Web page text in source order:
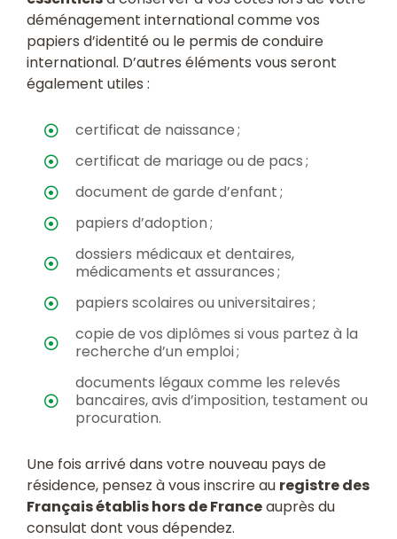
déménagement international comme vos
papiers d’identité ou le permis de conduire
international. D’autres éléments vous seront
également utiles :
certificat de naissance ;
certificat de mariage ou de pacs ;
document de garde d’enfant ;
papiers d’adoption ;
dossiers médicaux et dentaires,
médicaments et assurances ;
papiers scolaires ou universitaires ;
copie de vos diplômes si vous partez à la
recherche d’un emploi ;
documents légaux comme les relevés
bancaires, avis d’imposition, testament ou
procuration.
Une fois arrivé dans votre nouveau pays de
résidence, pensez à vous inscrire au registre des
Français établis hors de Franceauprès du
consulat dont vous dépendez.